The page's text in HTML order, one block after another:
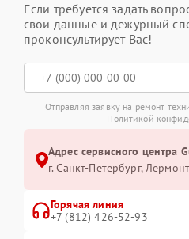
Если требуется задать
свои данные и дежурный
проконсультирует Вас!
Отправляя заявку на ремонт
Политикой
Адрес сервисного центра
г. Санкт-Петербург,
Горячая линия
+7 (812) 426-52-93